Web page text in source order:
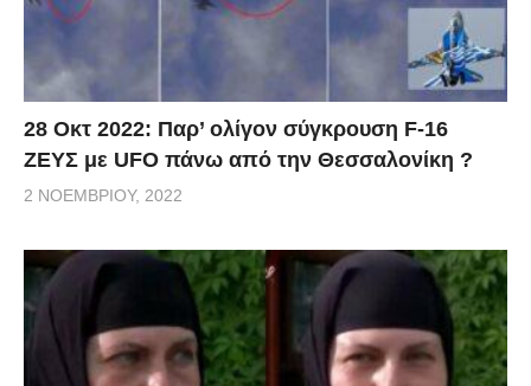
28 Οκτ 2022: Παρ’ ολίγον σύγκρουση F-16
ΖΕΥΣ με UFO πάνω από την Θεσσαλονίκη ?
2 ΝΟΕΜΒΡΊΟΥ, 2022